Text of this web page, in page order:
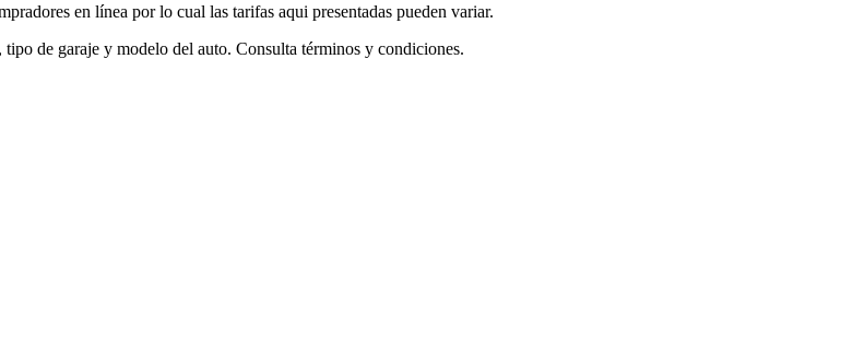
en línea por lo cual las tarifas aqui presentadas pueden variar.
de garaje y modelo del auto. Consulta términos y condiciones.